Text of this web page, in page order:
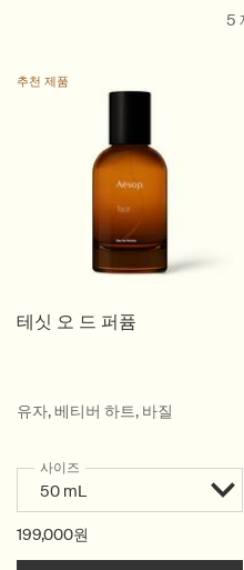
5
추천 제품
테싯 오 드 퍼퓸
유자, 베티버 하트, 바질
사이즈
199,000원